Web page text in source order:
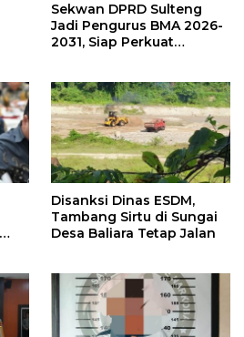
Sekwan DPRD Sulteng
Jadi Pengurus BMA 2026-
2031, Siap Perkuat
Disanksi Dinas ESDM,
Tambang Sirtu di Sungai
Desa Baliara Tetap Jalan